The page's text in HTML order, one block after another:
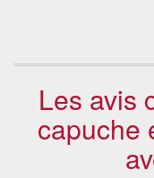
Les avis
capuche